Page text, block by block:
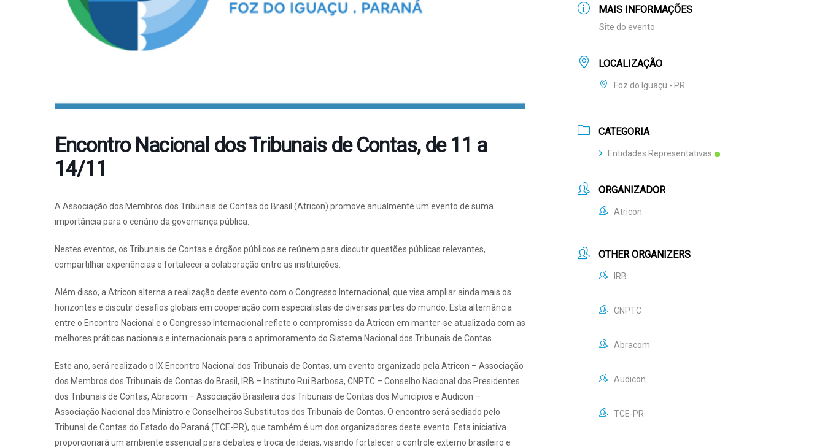
Encontro Nacional dos Tribunais de Contas, de 11 a
14/11
A Associação dos Membros dos Tribunais de Contas do Brasil (Atricon) promove anualmente um evento de suma
importância para o cenário da governança pública.
Nestes eventos, os Tribunais de Contas e órgãos públicos se reúnem para discutir questões públicas relevantes,
compartilhar experiências e fortalecer a colaboração entre as instituições.
Além disso, a Atricon alterna a realização deste evento com o Congresso Internacional, que visa ampliar ainda mais os
horizontes e discutir desafios globais em cooperação com especialistas de diversas partes do mundo. Esta alternância
entre o Encontro Nacional e o Congresso Internacional reflete o compromisso da Atricon em manter-se atualizada com as
melhores práticas nacionais e internacionais para o aprimoramento do Sistema Nacional dos Tribunais de Contas.
Este ano, será realizado o IX Encontro Nacional dos Tribunais de Contas, um evento organizado pela Atricon – Associação
dos Membros dos Tribunais de Contas do Brasil, IRB – Instituto Rui Barbosa, CNPTC – Conselho Nacional dos Presidentes
dos Tribunais de Contas, Abracom – Associação Brasileira dos Tribunais de Contas dos Municípios e Audicon –
Associação Nacional dos Ministro e Conselheiros Substitutos dos Tribunais de Contas. O encontro será sediado pelo
Tribunal de Contas do Estado do Paraná (TCE-PR), que também é um dos organizadores deste evento. Esta iniciativa
proporcionará um ambiente essencial para debates e troca de ideias, visando fortalecer o controle externo brasileiro e
MAIS INFORMAÇÕES
Site do evento
LOCALIZAÇÃO
Foz do Iguaçu - PR
CATEGORIA
Entidades Representativas
ORGANIZADOR
Atricon
OTHER ORGANIZERS
IRB
CNPTC
Abracom
Audicon
TCE-PR